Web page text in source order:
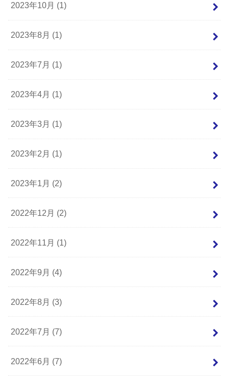
2023年10月 (1)
2023年8月 (1)
2023年7月 (1)
2023年4月 (1)
2023年3月 (1)
2023年2月 (1)
2023年1月 (2)
2022年12月 (2)
2022年11月 (1)
2022年9月 (4)
2022年8月 (3)
2022年7月 (7)
2022年6月 (7)